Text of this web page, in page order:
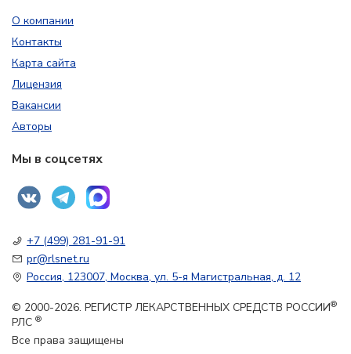
О компании
Контакты
Карта сайта
Лицензия
Вакансии
Авторы
Мы в соцсетях
+7 (499) 281-91-91
pr@rlsnet.ru
Россия, 123007, Москва, ул. 5-я Магистральная, д. 12
© 2000-2026. РЕГИСТР ЛЕКАРСТВЕННЫХ СРЕДСТВ РОССИИ®
РЛС ®
Все права защищены